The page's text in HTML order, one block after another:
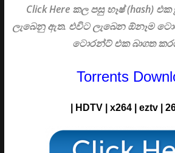
Click Here කල පසු හෑෂ් (hash)
ලැබෙනු ඇත. එවිට ලැබෙන ඕනෑම
ටොරන්ට් එක බාගත
Torrents
| HDTV | x264 | eztv |